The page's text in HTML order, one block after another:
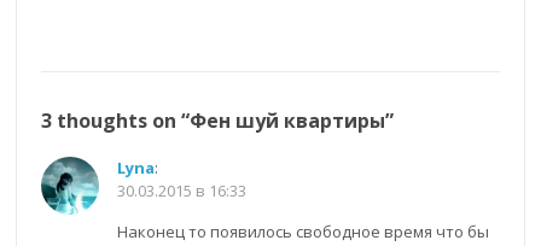
3 thoughts on “Фен шуй квартиры”
Lyna:
30.03.2015 в 16:33
Наконец то появилось свободное время что бы